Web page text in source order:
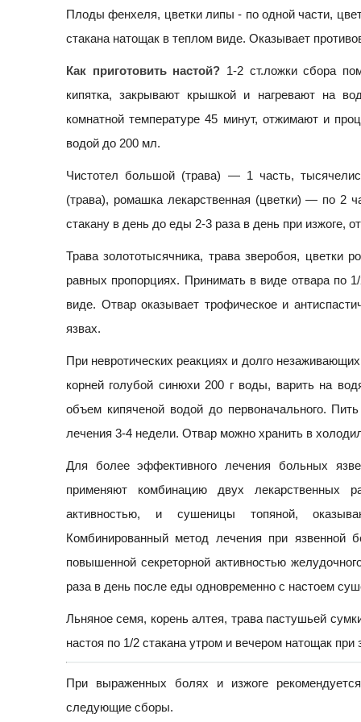
Плоды фенхеля, цветки липы - по одной части,
стакана натощак в теплом виде. Оказывает
Как приготовить настой? 1-2 ст.ложки сбора
кипятка, закрывают крышкой и нагревают на
комнатной температуре 45 минут, отжимают и
водой до 200 мл.
Чистотел большой (трава) — 1 часть,
(трава), ромашка лекарственная (цветки) — по 2
стаканy в день до еды 2-3 раза в день при изжоге,
Трава золототысячника, трава зверобоя,
равных пропорциях. Принимать в виде отвара по
виде. Отвар оказывает трофическое и
язвах.
При невротических реакциях и долго
корней голубой синюхи 200 г воды, варить на
объем кипяченой водой до первоначального.
лечения 3-4 недели. Отвар можно хранить в
Для более эффективного лечения больных
применяют комбинацию двух лекарственных
активностью, и сушеницы топяной,
Комбинированный метод лечения при
повышенной секреторной активностью
раза в день после еды одновременно с настоем
Льняное семя, корень алтея, трава пастушьей
настоя по 1/2 стакана утром и вечером натощак
При выраженных болях и изжоге
следующие сборы.